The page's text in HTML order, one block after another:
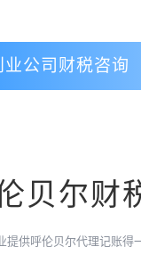
业公司财税咨询
贝尔财
供呼伦贝尔代理记账得